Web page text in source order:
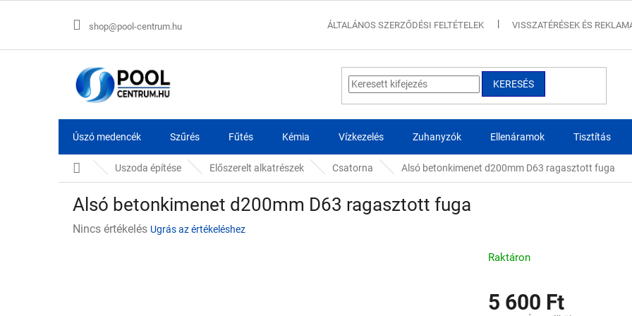
shop@pool-centrum.hu ÁLTALÁNOS SZERZŐDÉSI FELTÉTELEK VISSZATÉRÉSEK ÉS
KERESÉS
Úszó medencék Szűrés Fűtés Kémia Vízkezelés Zuhanyzók Ellenáramok Tisztítás
KezdőlapUszoda építése Előszerelt alkatrészek Csatorna Alsó betonkimenet d200mm D63 ragasztott fuga
Alsó betonkimenet d200mm D63 ragasztott fuga
ANincs értékelés Ugrás az értékeléshez
5 600 Ft
Raktáron